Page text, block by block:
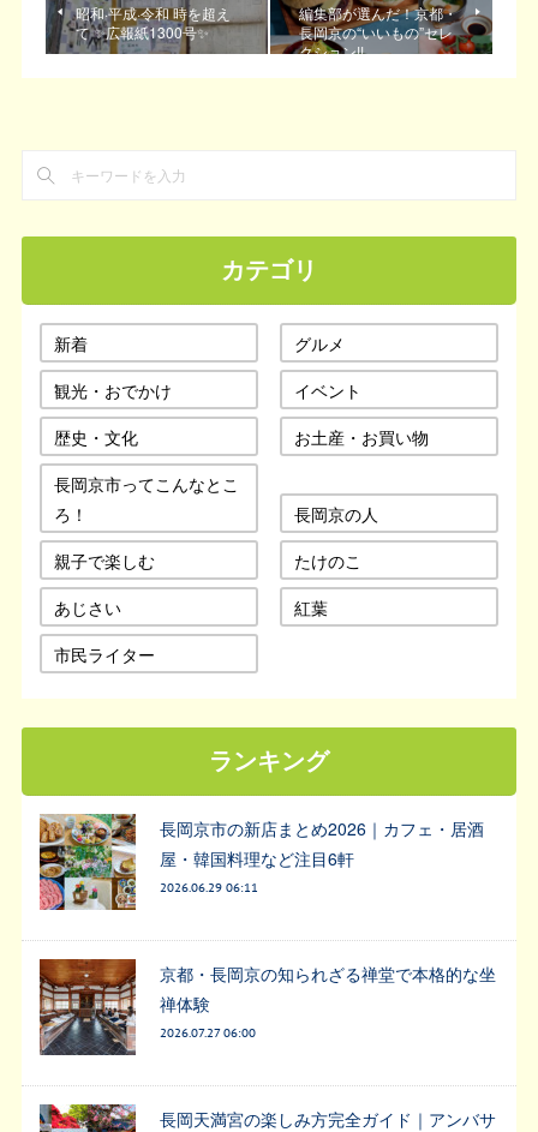
昭和·平成·令和 時を超え
て ✨広報紙1300号✨
編集部が選んだ！京都・
長岡京の“いいもの”セレ
クション!!
カテゴリ
新着
グルメ
観光・おでかけ
イベント
歴史・文化
お土産・お買い物
長岡京市ってこんなとこ
ろ！
長岡京の人
親子で楽しむ
たけのこ
あじさい
紅葉
市民ライター
ランキング
長岡京市の新店まとめ2026｜カフェ・居酒
屋・韓国料理など注目6軒
2026.06.29 06:11
京都・長岡京の知られざる禅堂で本格的な坐
禅体験
2026.07.27 06:00
長岡天満宮の楽しみ方完全ガイド｜アンバサ